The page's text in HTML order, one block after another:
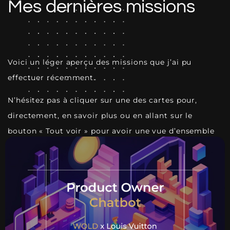
Mes dernières missions
Voici un léger aperçu des missions que j’ai pu
effectuer récemment.
N’hésitez pas à cliquer sur une des cartes pour,
directement, en savoir plus ou en allant sur le
bouton « Tout voir » pour avoir une vue d’ensemble
plus détaillée.